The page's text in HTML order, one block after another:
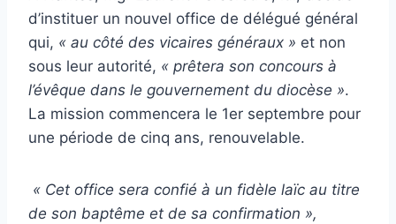
d’instituer un nouvel office de délégué général
qui, « au côté des vicaires généraux » et non
sous leur autorité, « prêtera son concours à
l’évêque dans le gouvernement du diocèse ».
La mission commencera le 1er septembre pour
une période de cinq ans, renouvelable.
« Cet office sera confié à un fidèle laïc au titre
de son baptême et de sa confirmation »,